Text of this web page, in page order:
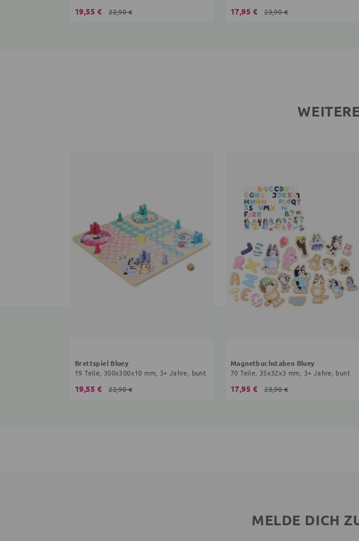
19,55 € 22,90 € 17,95 € 23,90 €
Brettspiel Bluey
19 Teile, 300x300x10 mm, 3+ Jahre, bunt
19,55 € 22,90 €
Magnetbuchstaben Bluey
70 Teile, 35x32x3 mm, 3+ Jahre, bunt
17,95 € 23,90 €
MELDE DICH